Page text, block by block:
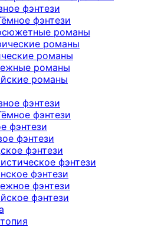
фэнтези
фэнтези
романы
романы
романы
романы
романы
фэнтези
фэнтези
фэнтези
фэнтези
фэнтези
фэнтези
фэнтези
фэнтези
фэнтези